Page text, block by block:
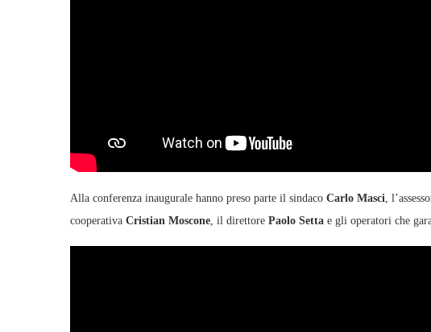
Alla conferenza inaugurale hanno preso parte il sindaco Carlo Masci,
cooperativa Cristian Moscone, il direttore Paolo Setta e gli operatori che